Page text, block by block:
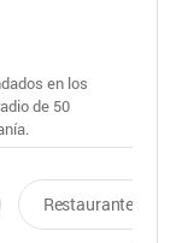
en los
de 50
Restaurantes